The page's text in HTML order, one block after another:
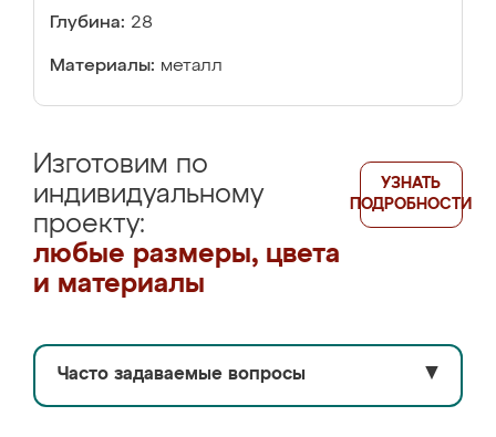
Глубина: 28
Материалы: металл
Изготовим по
индивидуальному
проекту:
любые размеры, цвета
и материалы
УЗНАТЬ
ПОДРОБНОСТИ
Часто задаваемые вопросы ▼